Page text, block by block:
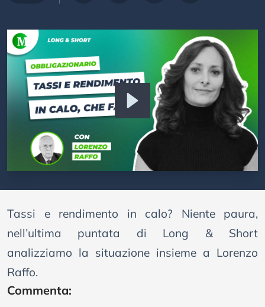
Tassi e rendimento in calo? Niente paura,
nell’ultima puntata di Long & Short
analizziamo la situazione insieme a Lorenzo
Raffo.
Commenta: